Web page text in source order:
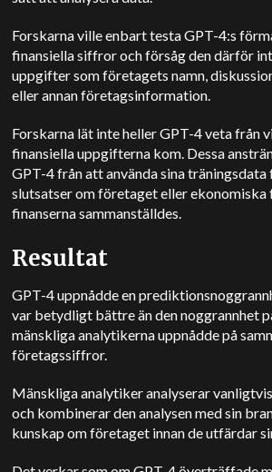
Forskarna ville enbart testa GPT-4:s
finansiella siffror och försåg den därför
uppgifter som företagets namn,
eller annan företagsinformation.
Forskarna lät inte heller GPT-4 veta från
finansiella uppgifterna kom. Dessa
GPT-4 från att använda sina
slutsatser om företaget eller ekonomiska
finanserna sammanställdes.
Resultat
GPT-4 uppnådde en
var betydligt bättre än den noggrannhet
mänskliga analytikerna uppnådde på
företagssiffror.
Mänskliga analytiker analyserar
och kombinerar den analysen med sin
kunskap om företaget innan de utfärdar